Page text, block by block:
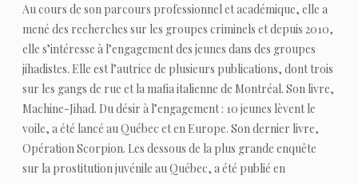
Au cours de son parcours professionnel et académique, elle a
mené des recherches sur les groupes criminels et depuis 2010,
elle s’intéresse à l’engagement des jeunes dans des groupes
jihadistes. Elle est l’autrice de plusieurs publications, dont trois
sur les gangs de rue et la mafia italienne de Montréal. Son livre,
Machine-Jihad. Du désir à l’engagement : 10 jeunes lèvent le
voile, a été lancé au Québec et en Europe. Son dernier livre,
Opération Scorpion. Les dessous de la plus grande enquête
sur la prostitution juvénile au Québec, a été publié en